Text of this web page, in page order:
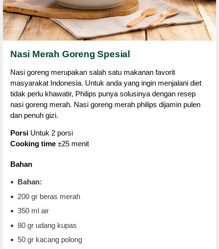
Nasi Merah Goreng Spesial
Nasi goreng merupakan salah satu makanan favorit
masyarakat Indonesia. Untuk anda yang ingin menjalani diet
tidak perlu khawatir, Philips punya solusinya dengan resep
nasi goreng merah. Nasi goreng merah philips dijamin pulen
dan penuh gizi.
Porsi Untuk 2 porsi
Cooking time ±25 menit
Bahan
Bahan:
200 gr beras merah
350 ml air
80 gr udang kupas
50 gr kacang polong